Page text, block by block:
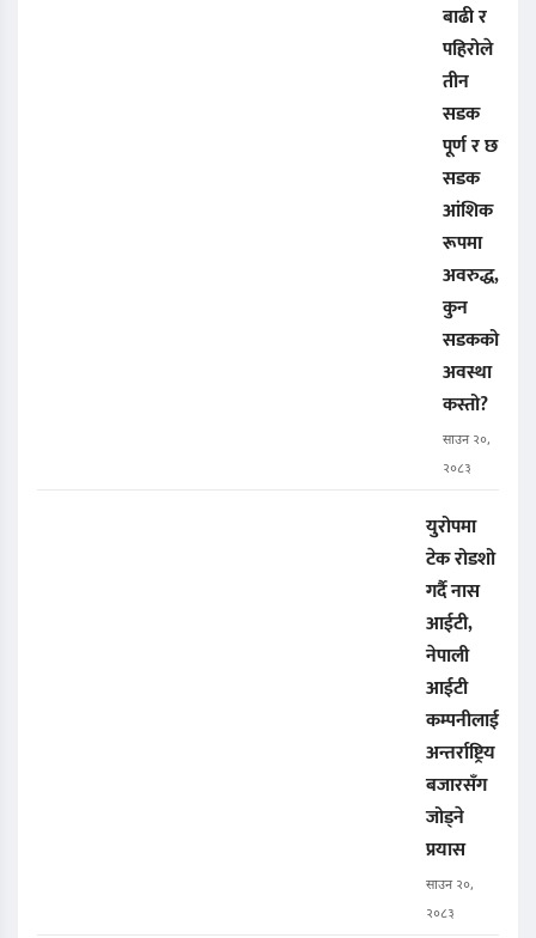
बाढी र
पहिरोले
तीन
सडक
पूर्ण र छ
सडक
आंशिक
रूपमा
अवरुद्ध,
कुन
सडकको
अवस्था
कस्तो?
साउन २०,
२०८३
युरोपमा
टेक रोडशो
गर्दै नास
आईटी,
नेपाली
आईटी
कम्पनीलाई
अन्तर्राष्ट्रिय
बजारसँग
जोड्ने
प्रयास
साउन २०,
२०८३